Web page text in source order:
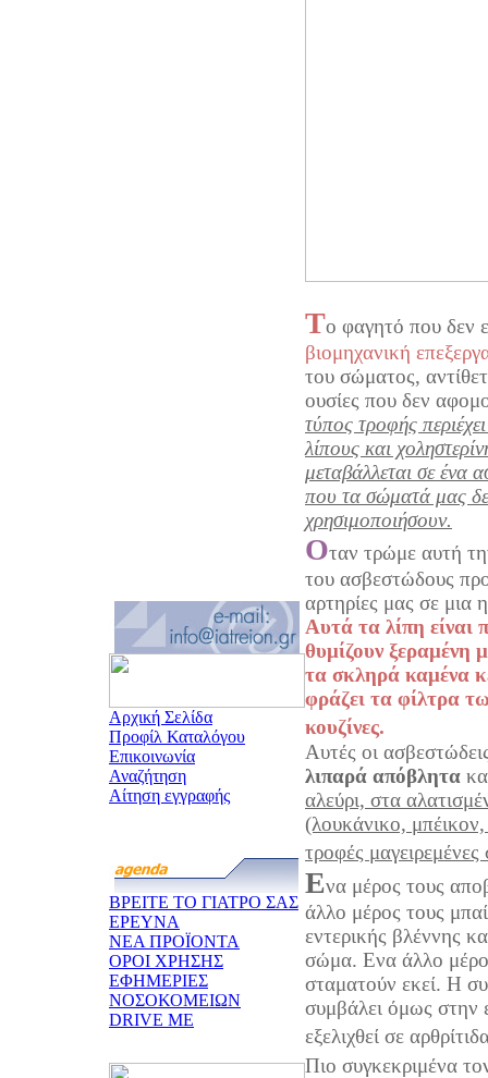
Αρχική Σελίδα
Προφίλ Καταλόγου
Επικοινωνία
Αναζήτηση
Αίτηση εγγραφής
ΒΡΕΙΤΕ ΤΟ ΓΙΑΤΡΟ ΣΑΣ
ΕΡΕΥΝΑ
ΝΕΑ ΠΡΟΪΟΝΤΑ
ΟΡΟΙ ΧΡΗΣΗΣ
ΕΦΗΜΕΡΙΕΣ
ΝΟΣΟΚΟΜΕΙΩΝ
DRIVE ME
Το φαγητό που δεν
βιομηχανική
του σώματος,
ουσίες που δεν
τύπος τροφής
λίπους και
μεταβάλλεται σε ένα
που τα σώματά μας
χρησιμοποιήσουν.
Οταν τρώμε αυτή
του ασβεστώδους
αρτηρίες μας σε μια
Αυτά τα λίπη είναι
θυμίζουν ξεραμένη
τα σκληρά καμένα
φράζει τα φίλτρα
κουζίνες.
Αυτές οι
λιπαρά απόβλητα
αλεύρι, στα
(λουκάνικο,
τροφές
Ενα μέρος τους
άλλο μέρος τους
εντερικής βλέννης
σώμα. Ενα άλλο
σταματούν εκεί. Η
συμβάλει όμως στην
εξελιχθεί σε
Πιο συγκεκριμένα